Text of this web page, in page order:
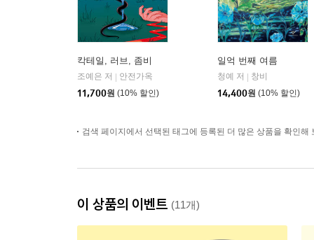
칵테일, 러브, 좀비
조예은 저
안전가옥
11,700원 (10% 할인)
일억 번째 여름
청예 저
창비
14,400원 (10% 할인)
검색 페이지에서 선택된 태그에 등록된 더 많은 상품을 확인해
이 상품의 이벤트 (11개)